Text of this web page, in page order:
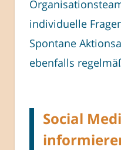
individuelle
Spontane
ebenfalls
Social